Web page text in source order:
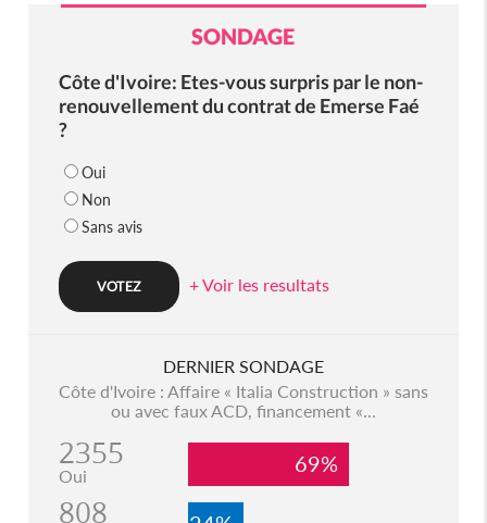
SONDAGE
Côte d'Ivoire: Etes-vous surpris par le non-
renouvellement du contrat de Emerse Faé
?
Oui
Non
Sans avis
+ Voir les resultats
DERNIER SONDAGE
Côte d'Ivoire : Affaire « Italia Construction » sans
ou avec faux ACD, financement «...
2355
Oui 69%
808